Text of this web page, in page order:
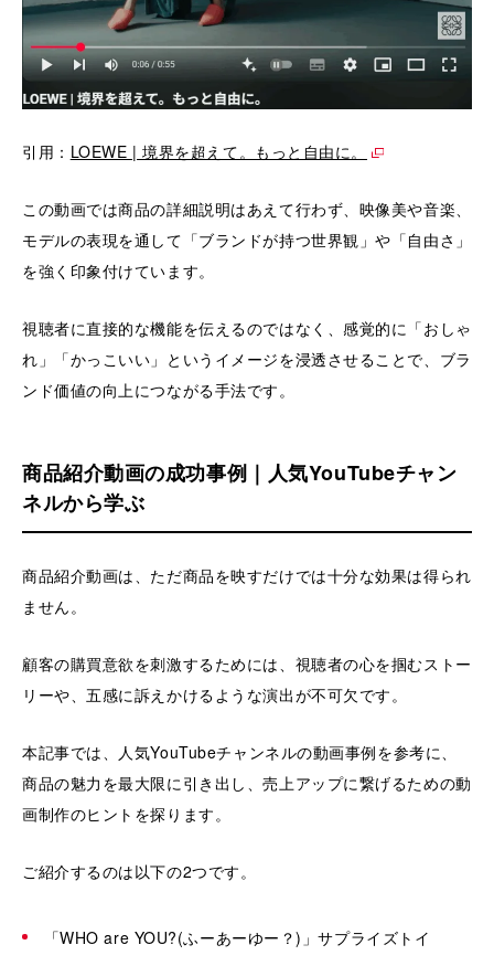
引用： LOEWE | 境界を超えて。もっと自由に。
この動画では商品の詳細説明はあえて行わず、映像美や音楽、
モデルの表現を通して「ブランドが持つ世界観」や「自由さ」
を強く印象付けています。
視聴者に直接的な機能を伝えるのではなく、感覚的に「おしゃ
れ」「かっこいい」というイメージを浸透させることで、ブラ
ンド価値の向上につながる手法です。
商品紹介動画の成功事例｜人気YouTubeチャン
ネルから学ぶ
商品紹介動画は、ただ商品を映すだけでは十分な効果は得られ
ません。
顧客の購買意欲を刺激するためには、視聴者の心を掴むストー
リーや、五感に訴えかけるような演出が不可欠です。
本記事では、人気YouTubeチャンネルの動画事例を参考に、
商品の魅力を最大限に引き出し、売上アップに繋げるための動
画制作のヒントを探ります。
ご紹介するのは以下の2つです。
「WHO are YOU?(ふーあーゆー？)」サプライズトイ